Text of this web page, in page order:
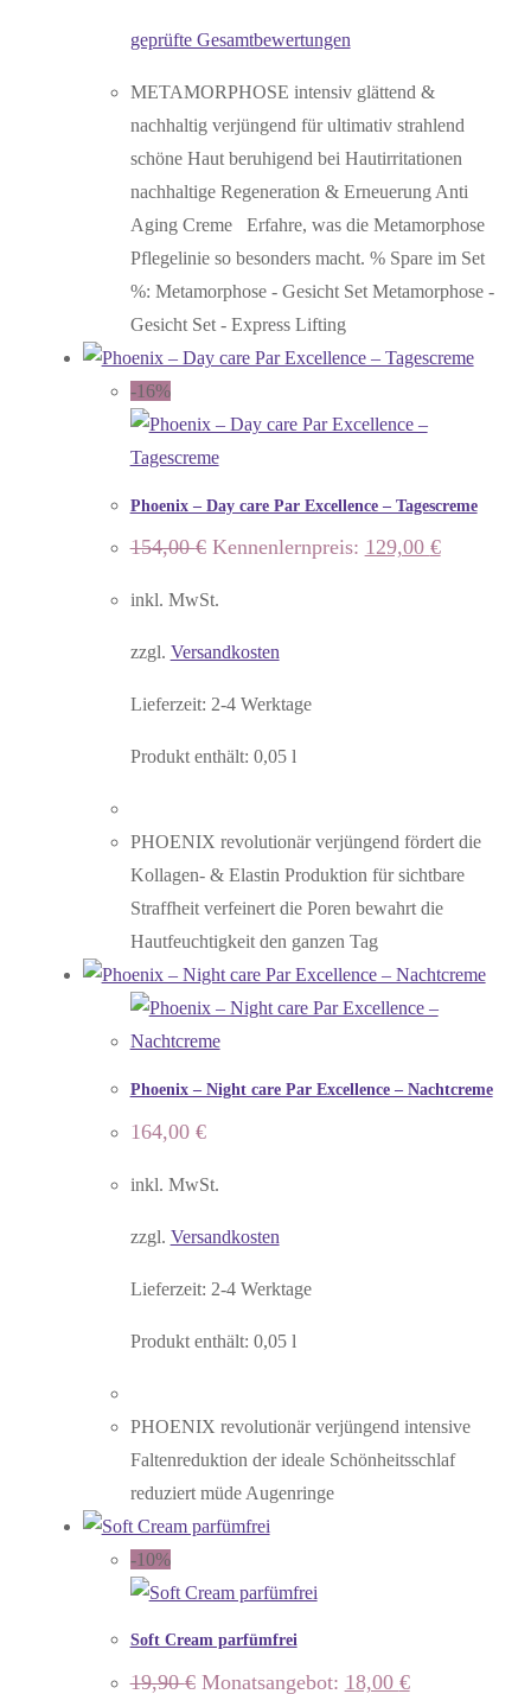
geprüfte Gesamtbewertungen
METAMORPHOSE intensiv glättend &
nachhaltig verjüngend für ultimativ strahlend
schöne Haut beruhigend bei Hautirritationen
nachhaltige Regeneration & Erneuerung Anti
Aging Creme Erfahre, was die Metamorphose
Pflegelinie so besonders macht. % Spare im Set
%: Metamorphose - Gesicht Set Metamorphose -
Gesicht Set - Express Lifting
-16%
Phoenix – Day care Par Excellence – Tagescreme
154,00€ Ursprünglicher
154,00 €
Kennenlernpreis: 129,00 €Aktueller
Preis
inkl. MwSt.
zzgl. Versandkosten
Lieferzeit: 2-4 Werktage
Produkt enthält: 0,05 l
PHOENIX revolutionär verjüngend fördert die
Kollagen- & Elastin Produktion für sichtbare
Straffheit verfeinert die Poren bewahrt die
Hautfeuchtigkeit den ganzen Tag
Phoenix – Night care Par Excellence – Nachtcreme
164,00 €
inkl. MwSt.
zzgl. Versandkosten
Lieferzeit: 2-4 Werktage
Produkt enthält: 0,05 l
PHOENIX revolutionär verjüngend intensive
Faltenreduktion der ideale Schönheitsschlaf
reduziert müde Augenringe
-10%
Soft Cream parfümfrei
19,90€ Ursprünglicher
Monatsangebot: 18,00 €Aktueller